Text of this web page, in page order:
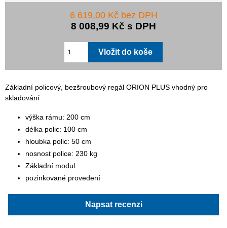
6 619,00 Kč bez DPH
8 008,99 Kč s DPH
Základní policový, bezšroubový regál ORION PLUS vhodný pro
skladování
výška rámu: 200 cm
délka polic: 100 cm
hloubka polic: 50 cm
nosnost police: 230 kg
Základní modul
pozinkované provedení
Napsat recenzi